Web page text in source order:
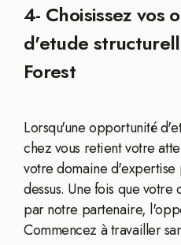
4- Choisissez vos
d'etude
Forest
Lorsqu'une opportunité
chez vous retient votre
votre domaine
dessus. Une fois que
par notre partenaire,
Commencez à travailler